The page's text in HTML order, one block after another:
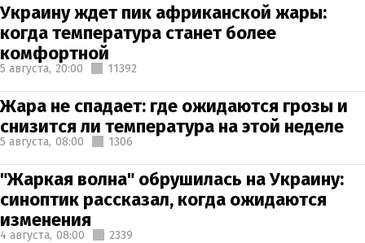
Украину ждет пик африканской жары:
когда температура станет более
комфортной
5 августа, 20:00 11392
Жара не спадает: где ожидаются грозы и
снизится ли температура на этой неделе
5 августа, 08:00 1306
"Жаркая волна" обрушилась на Украину:
синоптик рассказал, когда ожидаются
изменения
4 августа, 08:00 2339